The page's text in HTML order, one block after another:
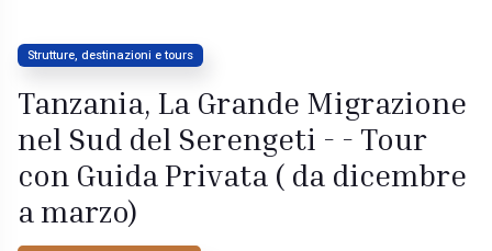
Strutture, destinazioni e tours
Tanzania, La Grande Migrazione
nel Sud del Serengeti - - Tour
con Guida Privata ( da dicembre
a marzo)